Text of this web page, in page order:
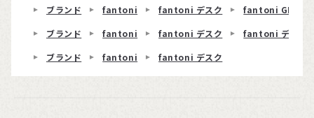
ブランド
fantoni fantoni デスク
fantoni GL T字
ブランド
fantoni fantoni デスク
fantoni デスク
ブランド
fantoni fantoni デスク